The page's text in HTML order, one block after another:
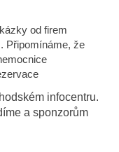
od firem
Připomínáme, že
infocentru.
a sponzorům